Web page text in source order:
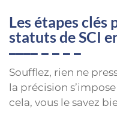
Les étapes clés
statuts de SCI
Soufflez, rien ne
la précision
cela, vous le savez